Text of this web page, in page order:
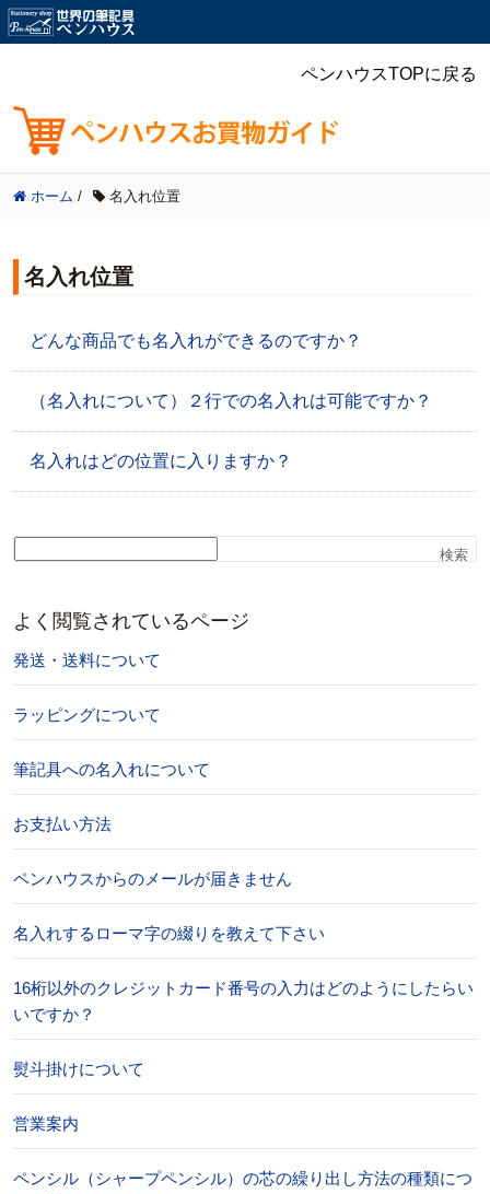
ペンハウスTOPに戻る
ホーム / 名入れ位置
名入れ位置
どんな商品でも名入れができるのですか？
（名入れについて）２行での名入れは可能ですか？
名入れはどの位置に入りますか？
検索
よく閲覧されているページ
発送・送料について
ラッピングについて
筆記具への名入れについて
お支払い方法
ペンハウスからのメールが届きません
名入れするローマ字の綴りを教えて下さい
16桁以外のクレジットカード番号の入力はどのようにしたらい
いですか？
熨斗掛けについて
営業案内
ペンシル（シャープペンシル）の芯の繰り出し方法の種類につ